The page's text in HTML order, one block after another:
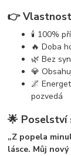
👉
🕯️ 100%
🔥 Doba
🌿 Bez
💎
🌌
pozvedá
🌟 Poselství
„Z popela
lásce. Můj